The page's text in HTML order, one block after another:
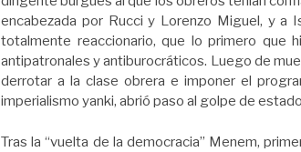
encabezada por Rucci y Lorenzo Miguel, y a
totalmente reaccionario, que lo primero que
antipatronales y antiburocráticos. Luego de
derrotar a la clase obrera e imponer el
imperialismo yanki, abrió paso al golpe de
Tras la “vuelta de la democracia” Menem,